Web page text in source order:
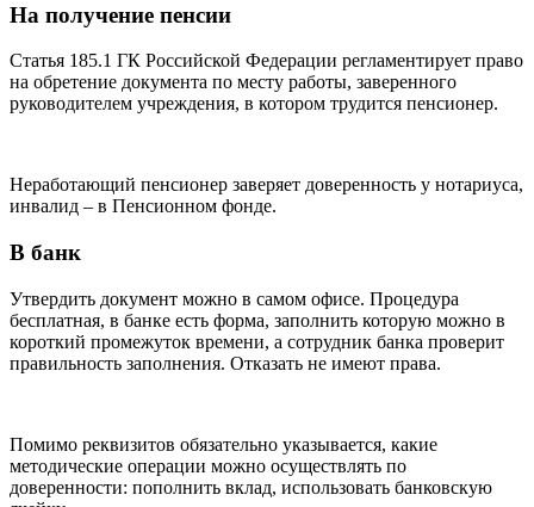
На получение пенсии
Статья 185.1 ГК Российской Федерации регламентирует право
на обретение документа по месту работы, заверенного
руководителем учреждения, в котором трудится пенсионер.
Неработающий пенсионер заверяет доверенность у нотариуса,
инвалид – в Пенсионном фонде.
В банк
Утвердить документ можно в самом офисе. Процедура
бесплатная, в банке есть форма, заполнить которую можно в
короткий промежуток времени, а сотрудник банка проверит
правильность заполнения. Отказать не имеют права.
Помимо реквизитов обязательно указывается, какие
методические операции можно осуществлять по
доверенности: пополнить вклад, использовать банковскую